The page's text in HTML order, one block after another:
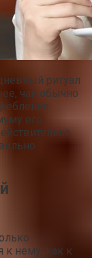
ритуал
чай обычно
его
к нему, как к